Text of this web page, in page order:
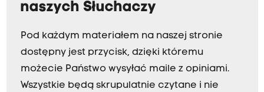
naszych Słuchaczy
Pod każdym materiałem na naszej stronie
dostępny jest przycisk, dzięki któremu
możecie Państwo wysyłać maile z opiniami.
Wszystkie będą skrupulatnie czytane i nie